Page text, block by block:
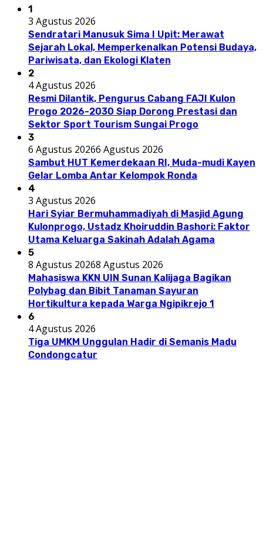
1
3 Agustus 2026
Sendratari Manusuk Sima I Upit: Merawat
Sejarah Lokal, Memperkenalkan Potensi Budaya,
Pariwisata, dan Ekologi Klaten
2
4 Agustus 2026
Resmi Dilantik, Pengurus Cabang FAJI Kulon
Progo 2026-2030 Siap Dorong Prestasi dan
Sektor Sport Tourism Sungai Progo
3
6 Agustus 20266 Agustus 2026
Sambut HUT Kemerdekaan RI, Muda-mudi Kayen
Gelar Lomba Antar Kelompok Ronda
4
3 Agustus 2026
Hari Syiar Bermuhammadiyah di Masjid Agung
Kulonprogo, Ustadz Khoiruddin Bashori: Faktor
Utama Keluarga Sakinah Adalah Agama
5
8 Agustus 20268 Agustus 2026
Mahasiswa KKN UIN Sunan Kalijaga Bagikan
Polybag dan Bibit Tanaman Sayuran
Hortikultura kepada Warga Ngipikrejo 1
6
4 Agustus 2026
Tiga UMKM Unggulan Hadir di Semanis Madu
Condongcatur